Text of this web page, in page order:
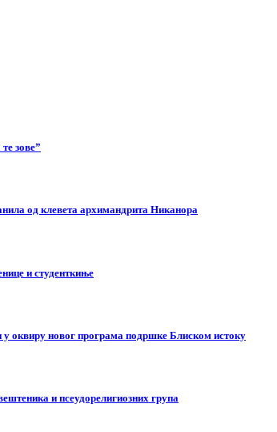
зове”
од клевета архимандрита Никанора
и студенткиње
у оквиру новог програма подршке Блиском истоку
и псеудорелигиозних група